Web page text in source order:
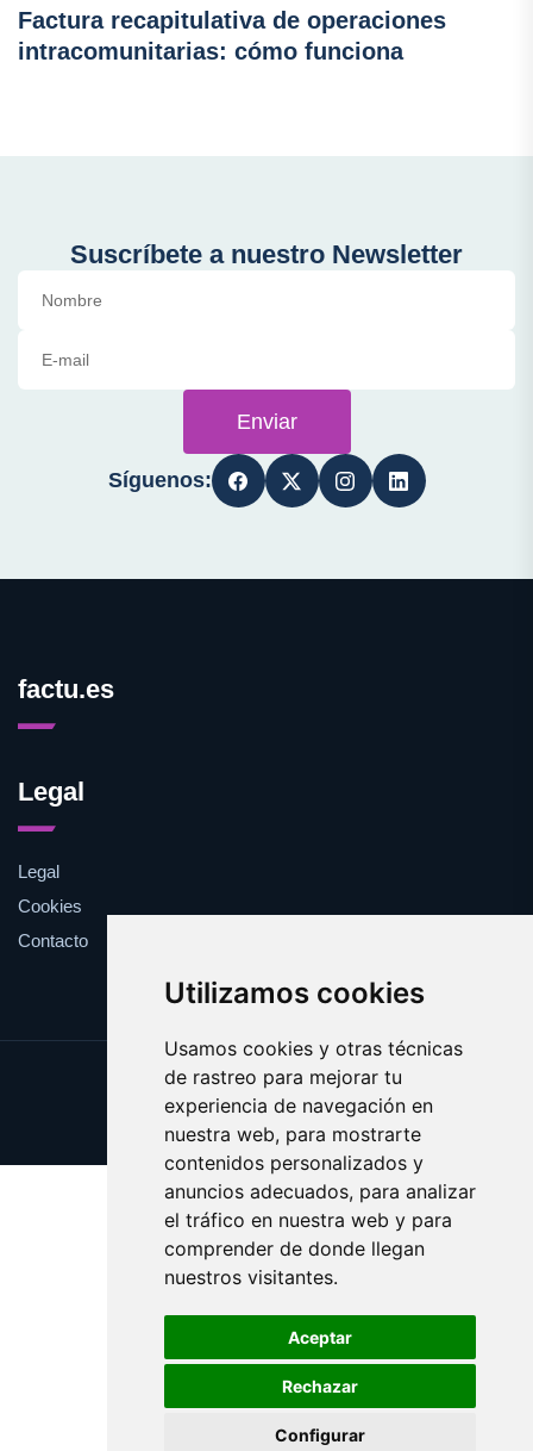
Utilizamos cookies
Usamos cookies y otras técnicas
de rastreo para mejorar tu
experiencia de navegación en
nuestra web, para mostrarte
contenidos personalizados y
anuncios adecuados, para analizar
el tráfico en nuestra web y para
comprender de donde llegan
nuestros visitantes.
Aceptar
Rechazar
Configurar
Factura recapitulativa de operaciones
intracomunitarias: cómo funciona
Suscríbete a nuestro Newsletter
Enviar
Síguenos:
factu.es
Legal
Legal
Cookies
Contacto
Update cookies preferences
Copyright © 2025 factu.es